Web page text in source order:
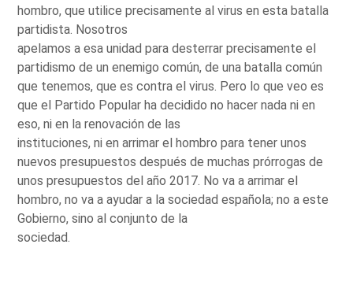
hombro, que utilice precisamente al virus en esta batalla
partidista. Nosotros
apelamos a esa unidad para desterrar precisamente el
partidismo de un enemigo común, de una batalla común
que tenemos, que es contra el virus. Pero lo que veo es
que el Partido Popular ha decidido no hacer nada ni en
eso, ni en la renovación de las
instituciones, ni en arrimar el hombro para tener unos
nuevos presupuestos después de muchas prórrogas de
unos presupuestos del año 2017. No va a arrimar el
hombro, no va a ayudar a la sociedad española; no a este
Gobierno, sino al conjunto de la
sociedad.